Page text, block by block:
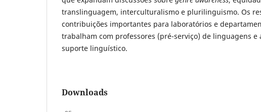
translinguagem, interculturalismo e plurilinguismo. Os
contribuições importantes para laboratórios e
trabalham com professores (pré-serviço) de linguagens e
suporte linguístico.
Downloads